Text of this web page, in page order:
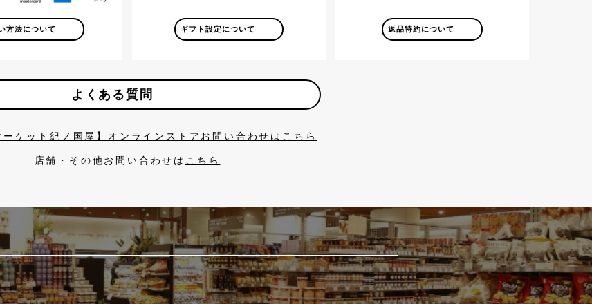
方法について ギフト設定について 返品特約について
よくある質問
ーケット紀ノ国屋】オンラインストアお問い合わせはこちら
店舗・その他お問い合わせは こちら